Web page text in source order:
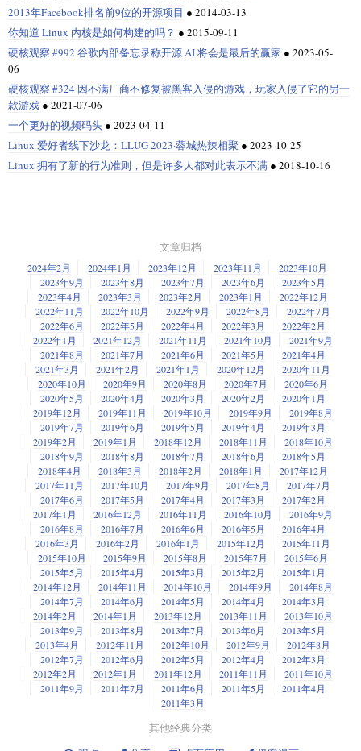
2013年Facebook排名前9位的开源项目 ● 2014-03-13
你知道 Linux 内核是如何构建的吗？ ● 2015-09-11
硬核观察 #992 谷歌内部备忘录称开源 AI 将会是最后的赢家 ● 2023-05-
06
硬核观察 #324 因不满厂商不修复被黑客入侵的游戏，玩家入侵了它的另一
款游戏 ● 2021-07-06
一个更好的视频码头 ● 2023-04-11
Linux 爱好者线下沙龙：LLUG 2023·蓉城热辣相聚 ● 2023-10-25
Linux 拥有了新的行为准则，但是许多人都对此表示不满 ● 2018-10-16
文章归档
2024年2月 2024年1月 2023年12月 2023年11月
2023年10月
2023年9月
2023年8月 2023年7月 2023年6月
2023年5月
2023年4月
2023年3月 2023年2月 2023年1月
2022年12月
2022年11月
2022年10月 2022年9月 2022年8月
2022年7月
2022年6月
2022年5月 2022年4月 2022年3月
2022年2月
2022年1月
2021年12月 2021年11月 2021年10月
2021年9月
2021年8月
2021年7月 2021年6月 2021年5月
2021年4月
2021年3月
2021年2月 2021年1月 2020年12月
2020年11月
2020年10月
2020年9月 2020年8月 2020年7月
2020年6月
2020年5月
2020年4月 2020年3月 2020年2月
2020年1月
2019年12月
2019年11月 2019年10月 2019年9月
2019年8月
2019年7月
2019年6月 2019年5月 2019年4月
2019年3月
2019年2月
2019年1月 2018年12月 2018年11月
2018年10月
2018年9月
2018年8月 2018年7月 2018年6月
2018年5月
2018年4月
2018年3月 2018年2月 2018年1月
2017年12月
2017年11月
2017年10月 2017年9月 2017年8月
2017年7月
2017年6月
2017年5月 2017年4月 2017年3月
2017年2月
2017年1月
2016年12月 2016年11月 2016年10月
2016年9月
2016年8月
2016年7月 2016年6月 2016年5月
2016年4月
2016年3月
2016年2月 2016年1月 2015年12月
2015年11月
2015年10月
2015年9月 2015年8月 2015年7月
2015年6月
2015年5月
2015年4月 2015年3月 2015年2月
2015年1月
2014年12月
2014年11月 2014年10月 2014年9月
2014年8月
2014年7月
2014年6月 2014年5月 2014年4月
2014年3月
2014年2月
2014年1月 2013年12月 2013年11月
2013年10月
2013年9月
2013年8月 2013年7月 2013年6月
2013年5月
2013年4月
2012年11月 2012年10月 2012年9月
2012年8月
2012年7月
2012年6月 2012年5月 2012年4月
2012年3月
2012年2月
2012年1月 2011年12月 2011年11月
2011年10月
2011年9月
2011年7月 2011年6月 2011年5月
2011年4月
2011年3月
其他经典分类